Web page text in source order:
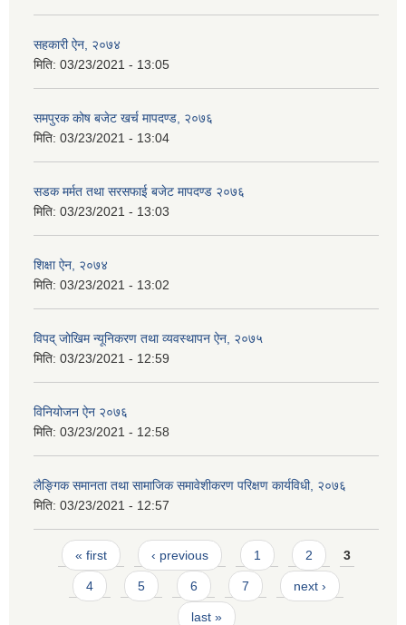
सहकारी ऐन, २०७४
मिति: 03/23/2021 - 13:05
समपुरक कोष बजेट खर्च मापदण्ड, २०७६
मिति: 03/23/2021 - 13:04
सडक मर्मत तथा सरसफाई बजेट मापदण्ड २०७६
मिति: 03/23/2021 - 13:03
शिक्षा ऐन, २०७४
मिति: 03/23/2021 - 13:02
विपद् जोखिम न्यूनिकरण तथा व्यवस्थापन ऐन, २०७५
मिति: 03/23/2021 - 12:59
विनियोजन ऐन २०७६
मिति: 03/23/2021 - 12:58
लैङ्गिक समानता तथा सामाजिक समावेशीकरण परिक्षण कार्यविधी, २०७६
मिति: 03/23/2021 - 12:57
Pages
« first ‹ previous 1 2 3
4 5 6 7 next ›
last »